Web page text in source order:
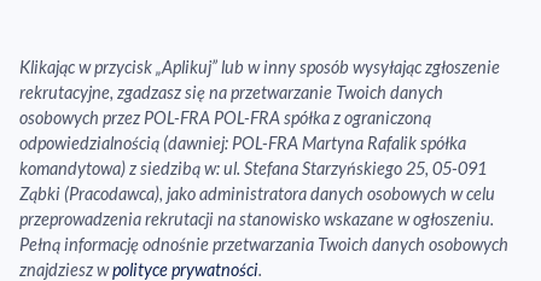
Klikając w przycisk „Aplikuj” lub w inny sposób wysyłając zgłoszenie
rekrutacyjne, zgadzasz się na przetwarzanie Twoich danych
osobowych przez POL-FRA POL-FRA spółka z ograniczoną
odpowiedzialnością (dawniej: POL-FRA Martyna Rafalik spółka
komandytowa) z siedzibą w: ul. Stefana Starzyńskiego 25, 05-091
Ząbki (Pracodawca), jako administratora danych osobowych w celu
przeprowadzenia rekrutacji na stanowisko wskazane w ogłoszeniu.
Pełną informację odnośnie przetwarzania Twoich danych osobowych
znajdziesz wpolityce prywatności.